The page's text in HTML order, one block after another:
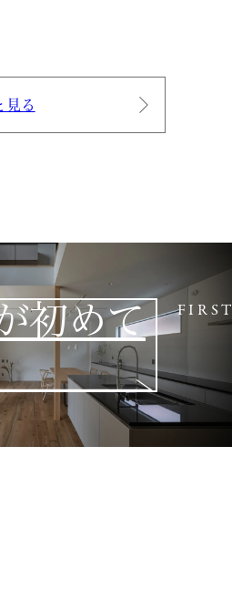
見る
初めて